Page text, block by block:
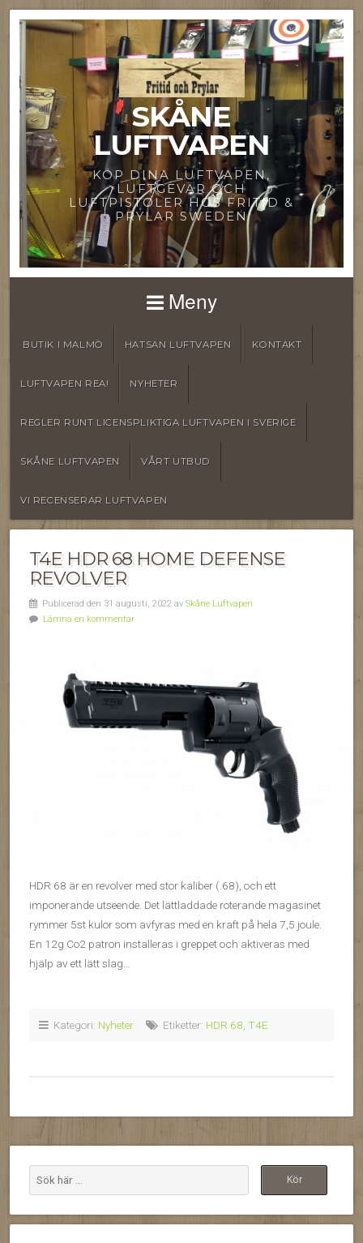
SKÅNE
LUFTVAPEN
KÖP DINA LUFTVAPEN,
LUFTGEVÄR OCH
LUFTPISTOLER HOS FRITID &
PRYLAR SWEDEN
Meny
BUTIK I MALMÖ HATSAN LUFTVAPEN KONTAKT
LUFTVAPEN REA! NYHETER
REGLER RUNT LICENSPLIKTIGA LUFTVAPEN I SVERIGE
SKÅNE LUFTVAPEN VÅRT UTBUD
VI RECENSERAR LUFTVAPEN
T4E HDR 68 HOME DEFENSE
REVOLVER
Publicerad den 31 augusti, 2022 av Skåne Luftvapen
Lämna en kommentar
HDR 68 är en revolver med stor kaliber (.68), och ett
imponerande utseende. Det lättladdade roterande magasinet
rymmer 5st kulor som avfyras med en kraft på hela 7,5 joule.
En 12g Co2 patron installeras i greppet och aktiveras med
hjälp av ett lätt slag…
Kategori: Nyheter Etiketter: HDR 68 T4E